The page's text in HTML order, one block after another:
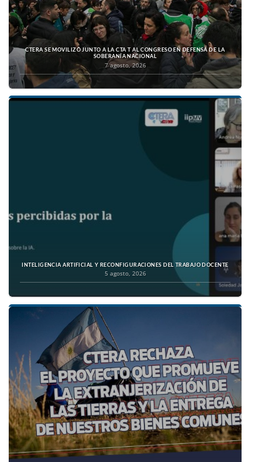
CTERA SE MOVILIZÓ JUNTO A LA CTA T AL CONGRESO EN DEFENSA DE LA
SOBERANÍA NACIONAL
7 agosto, 2026
INTELIGENCIA ARTIFICIAL Y RECONFIGURACIONES DEL TRABAJO DOCENTE
5 agosto, 2026